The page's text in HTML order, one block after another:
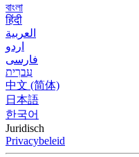
বাংলা
हिंदी
العربية
اردو
فارسی
עִברִית
中文 (简体)
日本語
한국어
Juridisch
Privacybeleid